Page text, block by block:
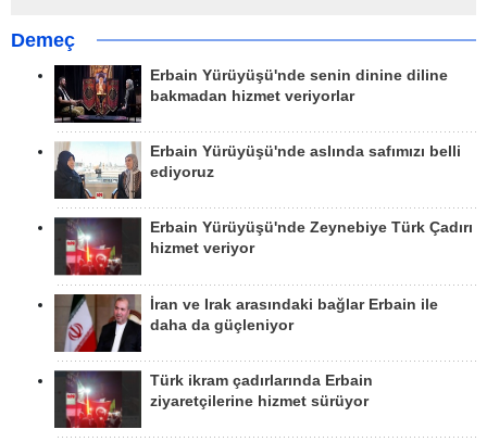
Demeç
Erbain Yürüyüşü'nde senin dinine diline
bakmadan hizmet veriyorlar
Erbain Yürüyüşü'nde aslında safımızı belli
ediyoruz
Erbain Yürüyüşü'nde Zeynebiye Türk Çadırı
hizmet veriyor
İran ve Irak arasındaki bağlar Erbain ile
daha da güçleniyor
Türk ikram çadırlarında Erbain
ziyaretçilerine hizmet sürüyor